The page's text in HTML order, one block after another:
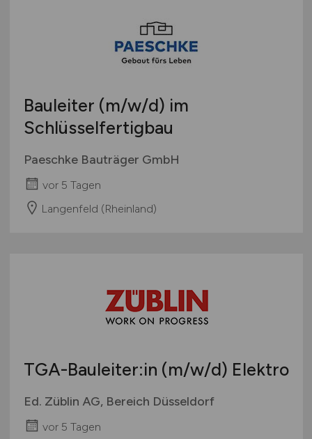
Bauleiter (m/w/d) im
Schlüsselfertigbau
Paeschke Bauträger GmbH
vor 5 Tagen
Langenfeld (Rheinland)
TGA-Bauleiter:in (m/w/d) Elektro
Ed. Züblin AG, Bereich Düsseldorf
vor 5 Tagen